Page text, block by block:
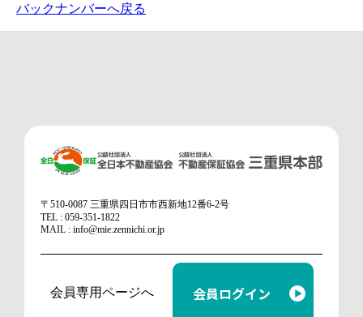
バックナンバーへ戻る
〒510-0087 三重県四日市市西新地12番6-2号
TEL : 059-351-1822
MAIL : info@mie.zennichi.or.jp
会員専用ページへ 会員ログイン